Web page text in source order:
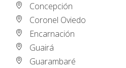
Concepción
Coronel Oviedo
Encarnación
Guairá
Guarambaré